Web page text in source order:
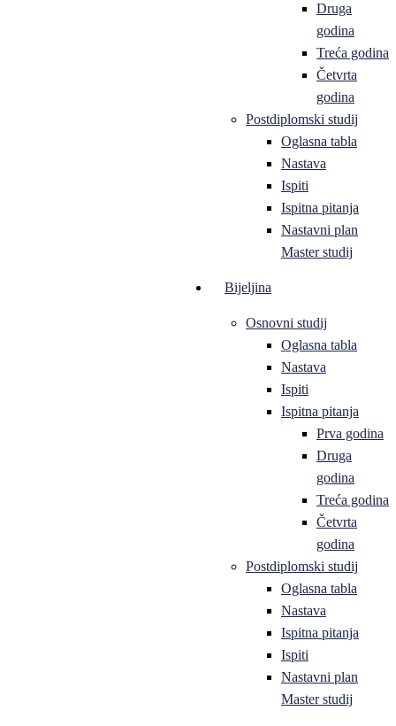
Druga
godina
Treća godina
Četvrta
godina
Postdiplomski studij
Oglasna tabla
Nastava
Ispiti
Ispitna pitanja
Nastavni plan
Master studij
Bijeljina
Osnovni studij
Oglasna tabla
Nastava
Ispiti
Ispitna pitanja
Prva godina
Druga
godina
Treća godina
Četvrta
godina
Postdiplomski studij
Oglasna tabla
Nastava
Ispitna pitanja
Ispiti
Nastavni plan
Master studij